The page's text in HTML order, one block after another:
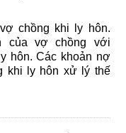
chồng khi ly hôn.
của vợ chồng với
hôn. Các khoản nợ
khi ly hôn xử lý thế